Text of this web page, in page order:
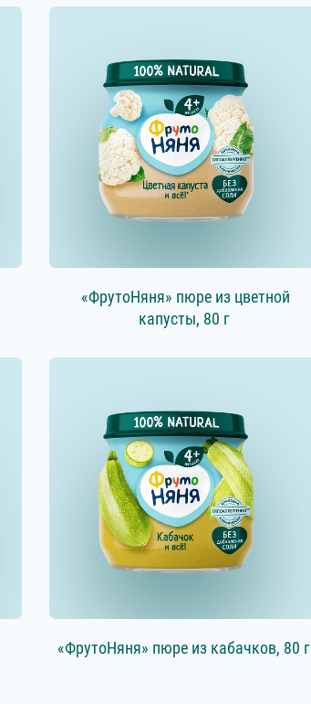
«ФрутоНяня» пюре из цветной
капусты, 80 г
«ФрутоНяня» пюре из кабачков, 80 г